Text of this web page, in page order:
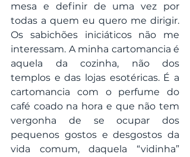
mesa e definir de uma vez por
todas a quem eu quero me dirigir.
Os sabichões iniciáticos não me
interessam. A minha cartomancia é
aquela da cozinha, não dos
templos e das lojas esotéricas. É a
cartomancia com o perfume do
café coado na hora e que não tem
vergonha de se ocupar dos
pequenos gostos e desgostos da
vida comum, daquela “vidinha”